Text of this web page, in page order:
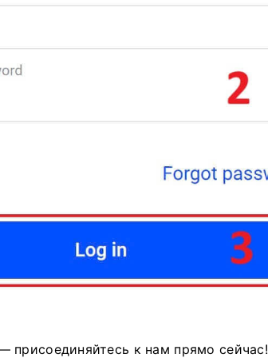
присоединяйтесь к нам прямо сейчас!